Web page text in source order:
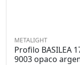
METALIGHT
Profilo BASILEA
9003 opaco